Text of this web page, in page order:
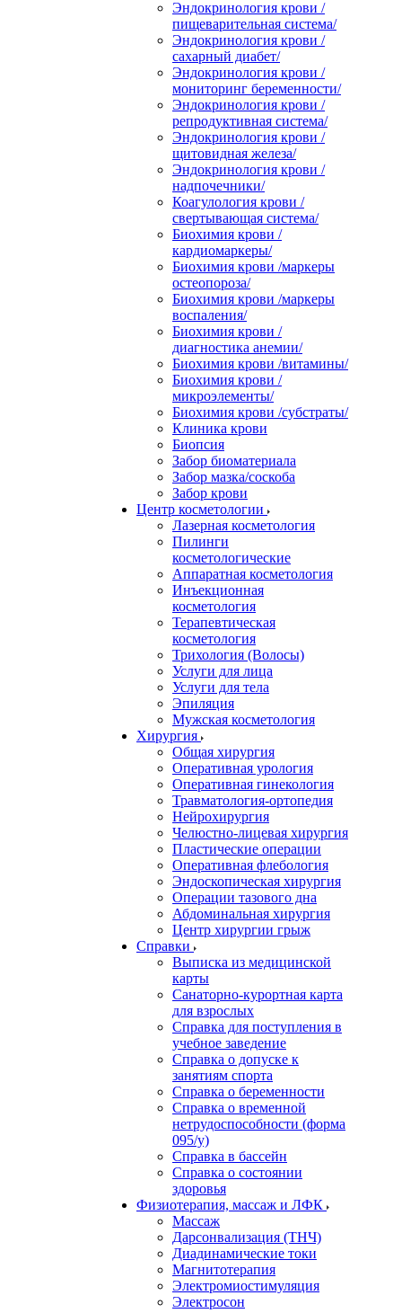
Эндокринология крови /
пищеварительная система/
Эндокринология крови /
сахарный диабет/
Эндокринология крови /
мониторинг беременности/
Эндокринология крови /
репродуктивная система/
Эндокринология крови /
щитовидная железа/
Эндокринология крови /
надпочечники/
Коагулология крови /
свертывающая система/
Биохимия крови /
кардиомаркеры/
Биохимия крови /маркеры
остеопороза/
Биохимия крови /маркеры
воспаления/
Биохимия крови /
диагностика анемии/
Биохимия крови /витамины/
Биохимия крови /
микроэлементы/
Биохимия крови /субстраты/
Клиника крови
Биопсия
Забор биоматериала
Забор мазка/соскоба
Забор крови
Центр косметологии
Лазерная косметология
Пилинги
косметологические
Аппаратная косметология
Инъекционная
косметология
Терапевтическая
косметология
Трихология (Волосы)
Услуги для лица
Услуги для тела
Эпиляция
Мужская косметология
Хирургия
Общая хирургия
Оперативная урология
Оперативная гинекология
Травматология-ортопедия
Нейрохирургия
Челюстно-лицевая хирургия
Пластические операции
Оперативная флебология
Эндоскопическая хирургия
Операции тазового дна
Абдоминальная хирургия
Центр хирургии грыж
Справки
Выписка из медицинской
карты
Санаторно-курортная карта
для взрослых
Справка для поступления в
учебное заведение
Справка о допуске к
занятиям спорта
Справка о беременности
Справка о временной
нетрудоспособности (форма
095/у)
Справка в бассейн
Справка о состоянии
здоровья
Физиотерапия, массаж и ЛФК
Массаж
Дарсонвализация (ТНЧ)
Диадинамические токи
Магнитотерапия
Электромиостимуляция
Электросон